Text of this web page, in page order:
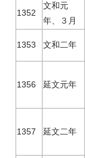
1352
文和元
年、３月
1353 文和二年
1356 延文元年
1357 延文二年